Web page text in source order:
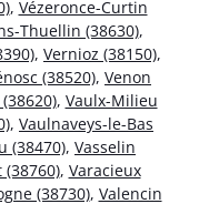
, Vézeronce-Curtin
Thuellin (38630),
, Vernioz (38150),
(38520), Venon
, Vaulx-Milieu
, Vaulnaveys-le-Bas
(38470), Vasselin
, Varacieux
(38730), Valencin